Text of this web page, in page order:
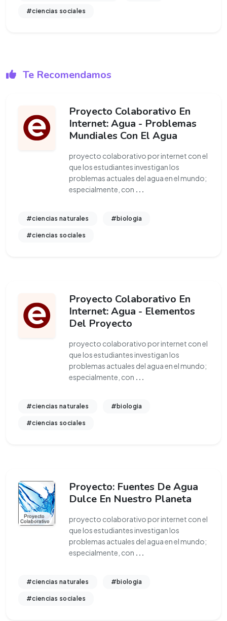
#ciencias sociales
Te Recomendamos
Proyecto Colaborativo En
Internet: Agua - Problemas
Mundiales Con El Agua
proyecto colaborativo por internet con el
que los estudiantes investigan los
problemas actuales del agua en el mundo;
especialmente, con ...
#ciencias naturales #biologia
#ciencias sociales
Proyecto Colaborativo En
Internet: Agua - Elementos
Del Proyecto
proyecto colaborativo por internet con el
que los estudiantes investigan los
problemas actuales del agua en el mundo;
especialmente, con ...
#ciencias naturales #biologia
#ciencias sociales
Proyecto: Fuentes De Agua
Dulce En Nuestro Planeta
proyecto colaborativo por internet con el
que los estudiantes investigan los
problemas actuales del agua en el mundo;
especialmente, con ...
#ciencias naturales #biologia
#ciencias sociales